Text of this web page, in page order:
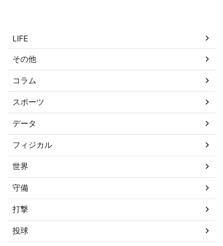
LIFE
その他
コラム
スポーツ
データ
フィジカル
世界
守備
打撃
投球